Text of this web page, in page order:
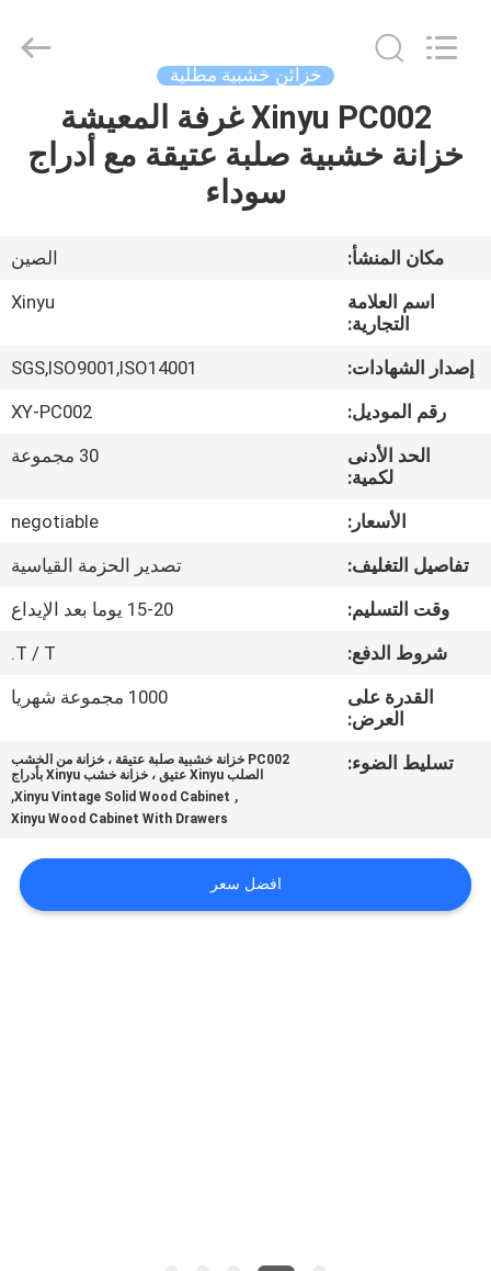
الصفحة
الرئيسية
معلومات
جولة
مراقبة
الجودة
خريطة
الموقع
PRIVACY
Furniture
Co.,Ltd.
خزائن خشبية مطلية
Xinyu PC002 غرفة المعيشة
خزانة خشبية صلبة عتيقة مع أدراج
سوداء
مكان المنشأ:
الصين
اسم العلامة
التجارية:
Xinyu
إصدار الشهادات:
SGS,ISO9001,ISO14001
رقم الموديل:
XY-PC002
الحد الأدنى
لكمية:
30 مجموعة
الأسعار:
negotiable
تفاصيل التغليف:
تصدير الحزمة القياسية
وقت التسليم:
15-20 يوما بعد الإيداع
شروط الدفع:
T / T.
القدرة على
العرض:
1000 مجموعة شهريا
تسليط الضوء:
PC002 خزانة خشبية صلبة عتيقة ، خزانة من الخشب
الصلب Xinyu عتيق ، خزانة خشب Xinyu بأدراج
,
Xinyu Vintage Solid Wood Cabinet
,
Xinyu Wood Cabinet With Drawers
افضل سعر